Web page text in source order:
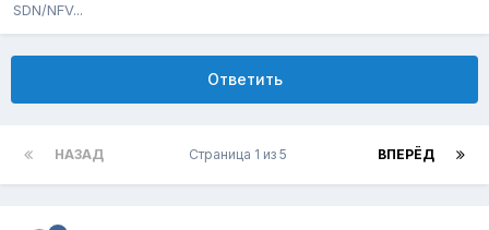
SDN/NFV...
Ответить
НАЗАД ВПЕРЁД
Страница 1 из 5